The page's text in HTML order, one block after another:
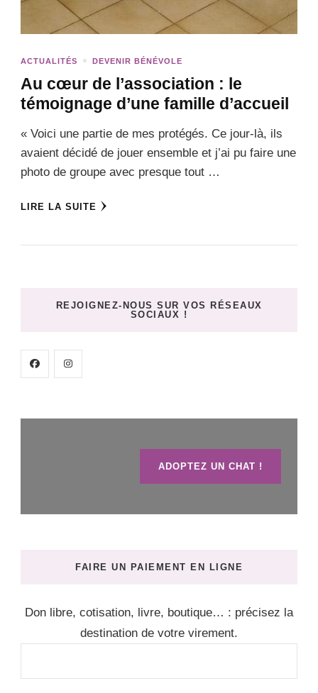
ACTUALITÉS DEVENIR BÉNÉVOLE
Au cœur de l’association : le
témoignage d’une famille d’accueil
« Voici une partie de mes protégés. Ce jour-là, ils
avaient décidé de jouer ensemble et j’ai pu faire une
photo de groupe avec presque tout …
LIRE LA SUITE
REJOIGNEZ-NOUS SUR VOS RÉSEAUX
SOCIAUX !
ADOPTEZ UN CHAT !
FAIRE UN PAIEMENT EN LIGNE
Don libre, cotisation, livre, boutique… : précisez la
destination de votre virement.